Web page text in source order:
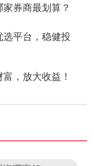
券商最划算？
平台，稳健投
，放大收益！